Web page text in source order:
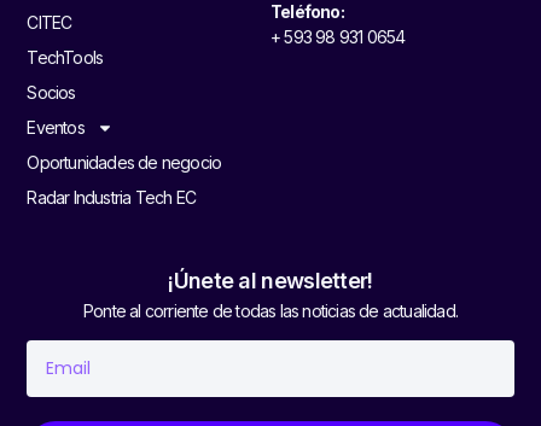
CITEC
TechTools
Socios
Eventos
Oportunidades de negocio
Radar Industria Tech EC
Teléfono:
+ 593 98 931 0654
¡Únete al newsletter!
Ponte al corriente de todas las noticias de actualidad.